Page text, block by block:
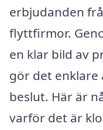
erbjudanden
flyttfirmor.
en klar bild av
gör det
beslut. Här är
varför det är